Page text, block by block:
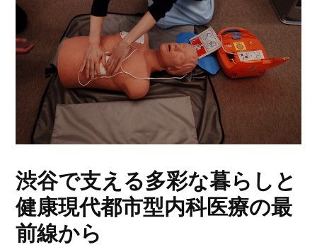
渋谷で支える多彩な暮らしと
健康現代都市型内科医療の最
前線から